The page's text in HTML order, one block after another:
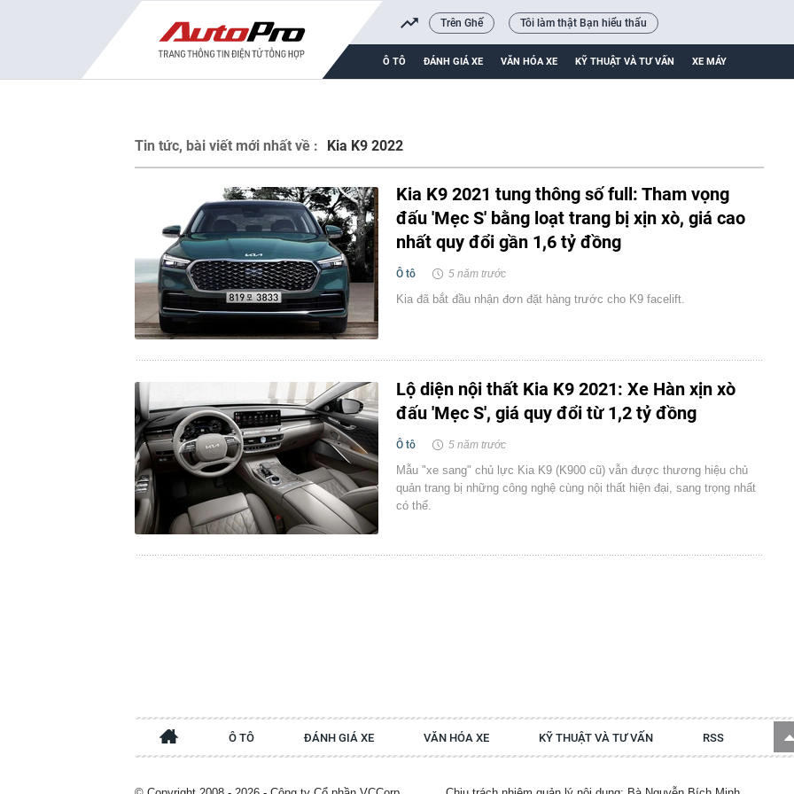
Trên Ghế Tôi làm thật Bạn hiểu thấu
Ô TÔ ĐÁNH GIÁ XE VĂN HÓA XE KỸ THUẬT VÀ TƯ VẤN XE MÁY
Tin tức, bài viết mới nhất về : Kia K9 2022
Kia K9 2021 tung thông số full: Tham vọng
đấu 'Mẹc S' bằng loạt trang bị xịn xò, giá cao
nhất quy đổi gần 1,6 tỷ đồng
Ô tô 5 năm trước
Kia đã bắt đầu nhận đơn đặt hàng trước cho K9 facelift.
Lộ diện nội thất Kia K9 2021: Xe Hàn xịn xò
đấu 'Mẹc S', giá quy đổi từ 1,2 tỷ đồng
Ô tô 5 năm trước
Mẫu "xe sang" chủ lực Kia K9 (K900 cũ) vẫn được thương hiệu chủ
quản trang bị những công nghệ cùng nội thất hiện đại, sang trọng nhất
có thể.
Ô TÔ ĐÁNH GIÁ XE VĂN HÓA XE KỸ THUẬT VÀ TƯ VẤN RSS